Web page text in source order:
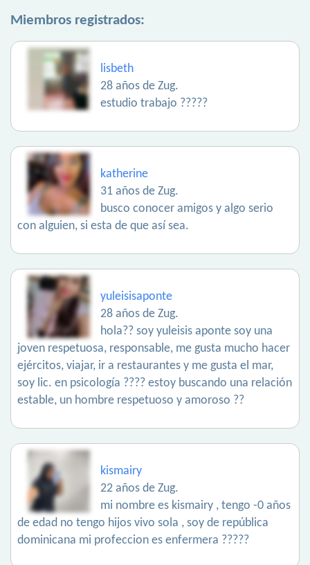
Miembros registrados:
lisbeth
28 años de Zug.
estudio trabajo ?????
katherine
31 años de Zug.
busco conocer amigos y algo serio
con alguien, si esta de que así sea.
yuleisisaponte
28 años de Zug.
hola?? soy yuleisis aponte soy una
joven respetuosa, responsable, me gusta mucho hacer
ejércitos, viajar, ir a restaurantes y me gusta el mar,
soy lic. en psicología ???? estoy buscando una relación
estable, un hombre respetuoso y amoroso ??
kismairy
22 años de Zug.
mi nombre es kismairy , tengo -0 años
de edad no tengo hijos vivo sola , soy de república
dominicana mi profeccion es enfermera ?????